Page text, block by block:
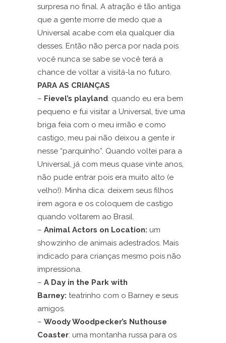
surpresa no final. A atração é tão antiga
que a gente morre de medo que a
Universal acabe com ela qualquer dia
desses. Então não perca por nada pois
você nunca se sabe se você terá a
chance de voltar a visitá-la no futuro.
PARA AS CRIANÇAS
– Fievel’s playland: quando eu era bem
pequeno e fui visitar a Universal, tive uma
briga feia com o meu irmão e como
castigo, meu pai não deixou a gente ir
nesse “parquinho”. Quando voltei para a
Universal, já com meus quase vinte anos,
não pude entrar pois era muito alto (e
velho!). Minha dica: deixem seus filhos
irem agora e os coloquem de castigo
quando voltarem ao Brasil.
– Animal Actors on Location: um
showzinho de animais adestrados. Mais
indicado para crianças mesmo pois não
impressiona.
– A Day in the Park with
Barney: teatrinho com o Barney e seus
amigos.
– Woody Woodpecker’s Nuthouse
Coaster: uma montanha russa para os